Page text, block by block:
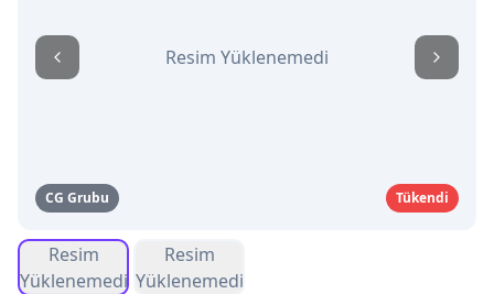
CG Grubu Tükendi
Resim Yüklenemedi
Resim
Yüklenemedi
Resim
Yüklenemedi